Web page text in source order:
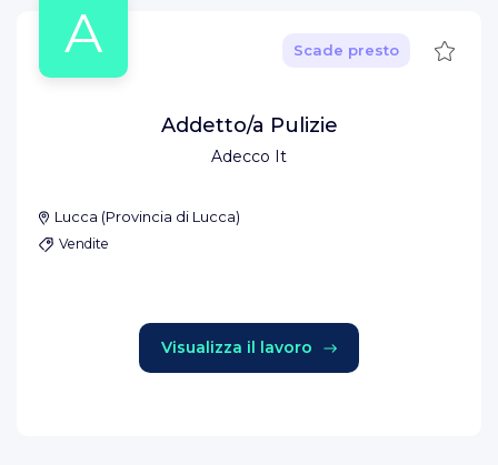
A
Adecco It
Scade presto Salva
Addetto/a Pulizie
Lucca (Provincia di Lucca)
Vendite
Visualizza il lavoro